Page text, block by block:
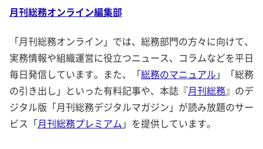
月刊総務オンライン編集部
「月刊総務オンライン」では、総務部門の方々に向けて、
実務情報や組織運営に役立つニュース、コラムなどを平日
毎日発信しています。また、「総務のマニュアル 」「総務
の引き出し」といった有料記事や、本誌『月刊総務』のデ
ジタル版「月刊総務デジタルマガジン」が読み放題のサー
ビス「月刊総務プレミアム 」を提供しています。